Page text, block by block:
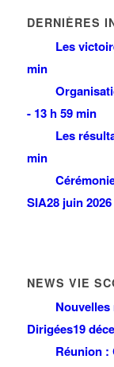
DERNIÈRES
Les
min
- 13 h 59 min
Les
min
SIA28 juin
NEWS VIE
Dirigées19
Réunion :